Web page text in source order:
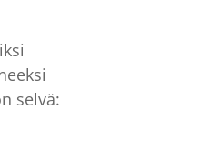
selvä: